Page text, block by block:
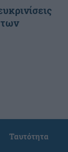
των
Ταυτότητα